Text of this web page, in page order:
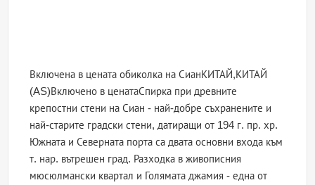
Включена в цената обиколка на СианКИТАЙ,КИТАЙ
(AS)Включено в ценатаСпирка при древните
крепостни стени на Сиан - най-добре съхранените и
най-старите градски стени, датиращи от 194 г. пр. хр.
Южната и Северната порта са двата основни входа към
т. нар. вътрешен град. Разходка в живописния
мюсюлмански квартал и Голямата джамия - една от